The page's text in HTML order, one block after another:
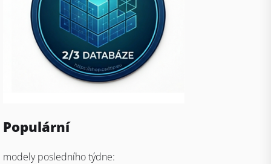
Populární
modely posledního týdne: